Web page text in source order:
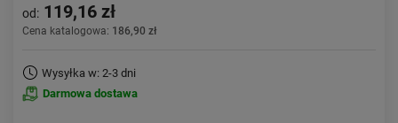
od: 119,16 zł
Cena katalogowa: 186,90 zł
Wysyłka w: 2-3 dni
Darmowa dostawa